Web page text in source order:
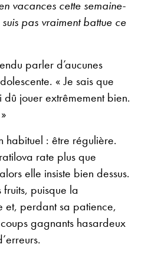
vacances cette semaine-
pas vraiment battue ce
parler d’aucunes
« Je sais que
dû jouer extrêmement bien.
habituel : être régulière.
rate plus que
elle insiste bien dessus.
puisque la
et, perdant sa patience,
gagnants hasardeux